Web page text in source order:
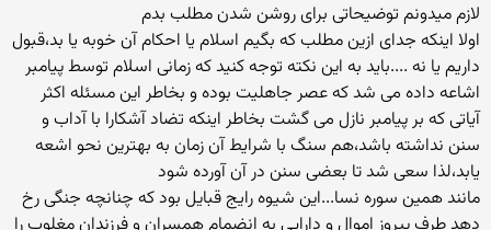
لازم میدونم توضیحاتی برای روشن شدن مطلب بدم
اولا اینکه جدای ازین مطلب که بگیم اسلام یا احکام آن خوبه یا بد،قبول
داریم یا نه ....باید به این نکته توجه کنید که زمانی اسلام توسط پیامبر
اشاعه داده می شد که عصر جاهلیت بوده و بخاطر این مسئله اکثر
آیاتی که بر پیامبر نازل می گشت بخاطر اینکه تضاد آشکارا با آداب و
سنن نداشته باشد،هم سنگ با شرایط آن زمان به بهترین نحو اشعه
یابد،لذا سعی شد تا بعضی سنن در آن آورده شود
مانند همین سوره نسا...این شیوه رایج قبایل بود که چنانچه جنگی رخ